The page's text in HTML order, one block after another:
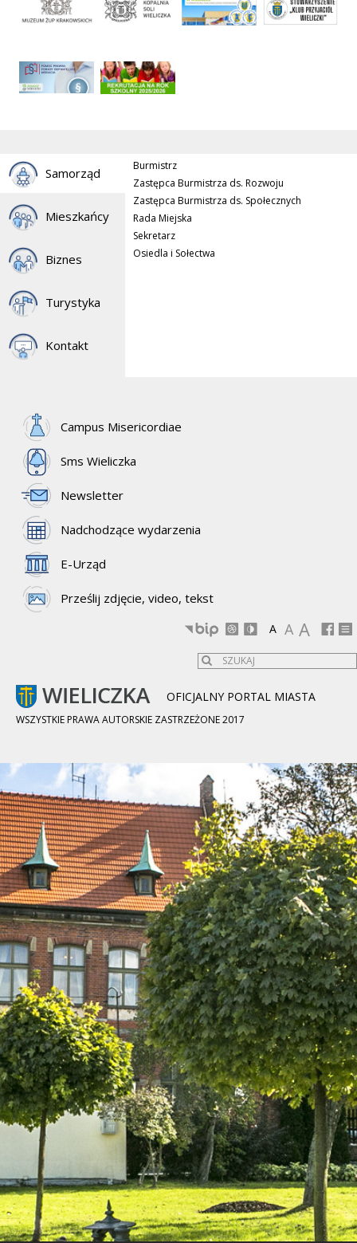
Samorząd
Mieszkańcy
Biznes
Turystyka
Kontakt
Burmistrz
Zastępca Burmistrza ds. Rozwoju
Zastępca Burmistrza ds. Społecznych
Rada Miejska
Sekretarz
Osiedla i Sołectwa
Campus Misericordiae
Sms Wieliczka
Newsletter
Nadchodzące wydarzenia
E-Urząd
Prześlij zdjęcie, video, tekst
A A A
OFICJALNY PORTAL MIASTA
WSZYSTKIE PRAWA AUTORSKIE ZASTRZEŻONE 2017